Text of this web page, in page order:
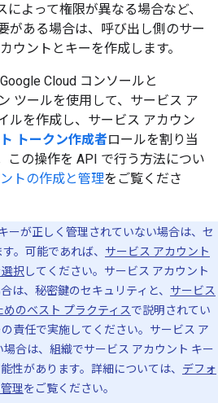
によって権限が異なる場合など、
がある場合は、呼び出し側のサー
ウントとキーを作成します。
Cloud コンソールと
ツールを使用して、サービス ア
ルを作成し、サービス アカウン
トークン作成者ロールを割り当
この操作を API で行う方法につい
トの作成と管理をご覧くださ
ーが正しく管理されていない場合は、セ
。可能であれば、 サービス アカウント
択 してください。サービス アカウント
は、秘密鍵のセキュリティと、 サービス
のベスト プラクティスで説明されてい
責任で実施してください。サービス ア
合は、組織でサービス アカウント キー
性があります。詳細については、 デフォ
理をご覧ください。